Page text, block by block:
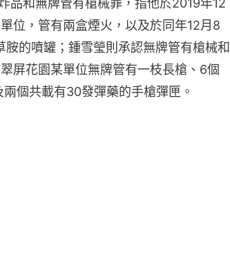
位，管有兩盒煙火，以及於同年12月8
的噴罐；鍾雪瑩則承認無牌管有槍械和
屏花園某單位無牌管有一枝長槍、6個
個共載有30發彈藥的手槍彈匣。